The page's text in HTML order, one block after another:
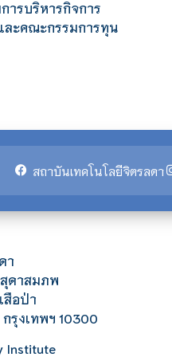
ารบริหารกิจการ
ละคณะกรรมการทุน
สถาบันเทคโนโลยีจิตรลดา
า
ดาสมภพ
สือป่า
รุงเทพฯ 10300
Institute